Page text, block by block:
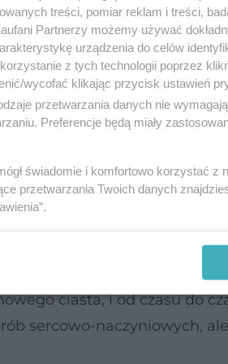
prawie 70 tysięcy osób, w
roku, pacjenci byli też pytani
do 2019 roku. Analizowano
ciasta, i od czasu do
sercowo-naczyniowych,
treści, pomiar reklam i treści,
Partnerzy możemy używać
urządzenia do celów
z tych technologii poprzez
wycofać klikając przycisk ustawień
przetwarzania danych nie
Preferencje będą miały
świadomie i komfortowo korzystać z
przetwarzania Twoich danych